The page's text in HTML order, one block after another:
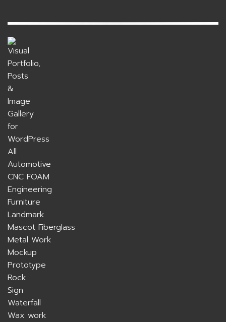
All
Automotive
CNC FOAM
Engineering
Furniture
Landmark
Mascot Fiberglass
Metal Work
Mockup
Prototype
Rock
Sign
Waterfall
Wax work